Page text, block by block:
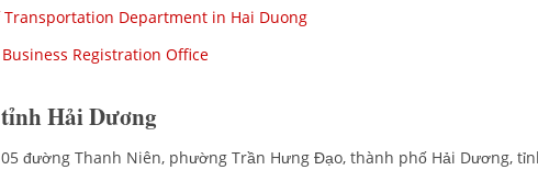
Transportation Department in Hai Duong
Registration Office
Hải Dương
đường Thanh Niên, phường Trần Hưng Đạo, thành phố Hải Dương,